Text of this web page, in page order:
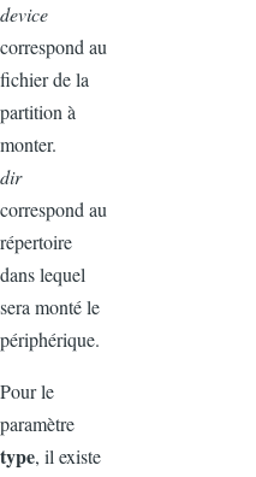
device
correspond au
fichier de la
partition à
monter.
dir
correspond au
répertoire
dans lequel
sera monté le
périphérique.
Pour le
paramètre
type, il existe